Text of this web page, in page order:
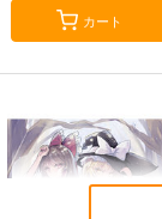
カート